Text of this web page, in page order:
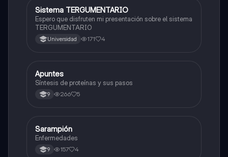
Biologia
Sistema TERGUMENTARIO
Espero que disfruten mi presentación sobre el sistema
TERGUMENTARIO
Universidad 171 4
Biologia
Apuntes
Síntesis de proteínas y sus pasos
9 266 5
Biologia
Sarampión
Enfermedades
9 157 4